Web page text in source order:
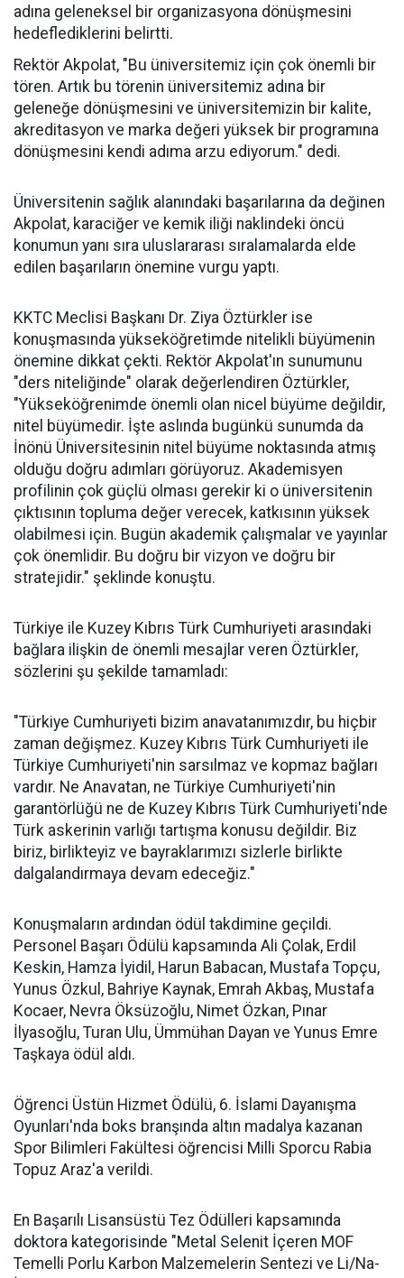
adına geleneksel bir organizasyona dönüşmesini
hedeflediklerini belirtti.
Rektör Akpolat, "Bu üniversitemiz için çok önemli bir
tören. Artık bu törenin üniversitemiz adına bir
geleneğe dönüşmesini ve üniversitemizin bir kalite,
akreditasyon ve marka değeri yüksek bir programına
dönüşmesini kendi adıma arzu ediyorum." dedi.
Üniversitenin sağlık alanındaki başarılarına da değinen
Akpolat, karaciğer ve kemik iliği naklindeki öncü
konumun yanı sıra uluslararası sıralamalarda elde
edilen başarıların önemine vurgu yaptı.
KKTC Meclisi Başkanı Dr. Ziya Öztürkler ise
konuşmasında yükseköğretimde nitelikli büyümenin
önemine dikkat çekti. Rektör Akpolat'ın sunumunu
"ders niteliğinde" olarak değerlendiren Öztürkler,
"Yükseköğrenimde önemli olan nicel büyüme değildir,
nitel büyümedir. İşte aslında bugünkü sunumda da
İnönü Üniversitesinin nitel büyüme noktasında atmış
olduğu doğru adımları görüyoruz. Akademisyen
profilinin çok güçlü olması gerekir ki o üniversitenin
çıktısının topluma değer verecek, katkısının yüksek
olabilmesi için. Bugün akademik çalışmalar ve yayınlar
çok önemlidir. Bu doğru bir vizyon ve doğru bir
stratejidir." şeklinde konuştu.
Türkiye ile Kuzey Kıbrıs Türk Cumhuriyeti arasındaki
bağlara ilişkin de önemli mesajlar veren Öztürkler,
sözlerini şu şekilde tamamladı:
"Türkiye Cumhuriyeti bizim anavatanımızdır, bu hiçbir
zaman değişmez. Kuzey Kıbrıs Türk Cumhuriyeti ile
Türkiye Cumhuriyeti'nin sarsılmaz ve kopmaz bağları
vardır. Ne Anavatan, ne Türkiye Cumhuriyeti'nin
garantörlüğü ne de Kuzey Kıbrıs Türk Cumhuriyeti'nde
Türk askerinin varlığı tartışma konusu değildir. Biz
biriz, birlikteyiz ve bayraklarımızı sizlerle birlikte
dalgalandırmaya devam edeceğiz."
Konuşmaların ardından ödül takdimine geçildi.
Personel Başarı Ödülü kapsamında Ali Çolak, Erdil
Keskin, Hamza İyidil, Harun Babacan, Mustafa Topçu,
Yunus Özkul, Bahriye Kaynak, Emrah Akbaş, Mustafa
Kocaer, Nevra Öksüzoğlu, Nimet Özkan, Pınar
İlyasoğlu, Turan Ulu, Ümmühan Dayan ve Yunus Emre
Taşkaya ödül aldı.
Öğrenci Üstün Hizmet Ödülü, 6. İslami Dayanışma
Oyunları'nda boks branşında altın madalya kazanan
Spor Bilimleri Fakültesi öğrencisi Milli Sporcu Rabia
Topuz Araz'a verildi.
En Başarılı Lisansüstü Tez Ödülleri kapsamında
doktora kategorisinde "Metal Selenit İçeren MOF
Temelli Porlu Karbon Malzemelerin Sentezi ve Li/Na-